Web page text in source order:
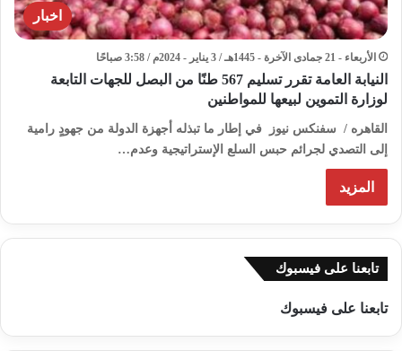
اخبار
الأربعاء - 21 جمادى الآخرة - 1445هـ / 3 يناير - 2024م / 3:58 صباحًا
النيابة العامة تقرر تسليم 567 طنًا من البصل للجهات التابعة
لوزارة التموين لبيعها للمواطنين
القاهره / سفنكس نيوز في إطار ما تبذله أجهزة الدولة من جهودٍ رامية
إلى التصدي لجرائم حبس السلع الإستراتيجية وعدم…
المزيد
تابعنا على فيسبوك
تابعنا على فيسبوك